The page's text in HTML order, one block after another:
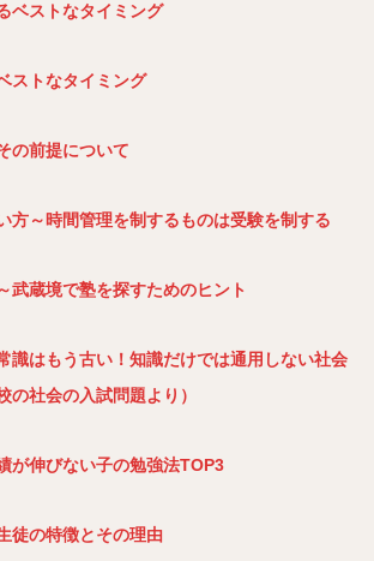
ベストなタイミング
ストなタイミング
の前提について
方～時間管理を制するものは受験を制する
武蔵境で塾を探すためのヒント
識はもう古い！知識だけでは通用しない社会
の社会の入試問題より）
が伸びない子の勉強法TOP3
徒の特徴とその理由